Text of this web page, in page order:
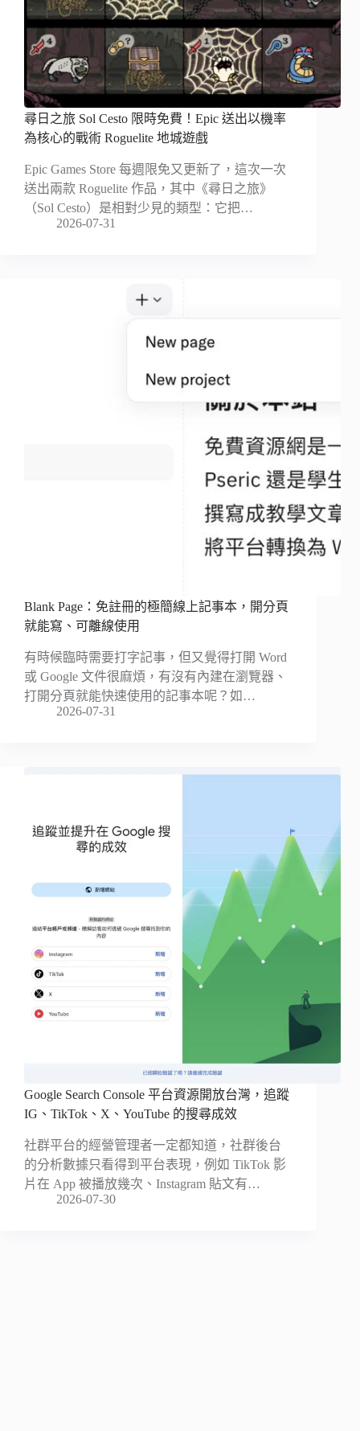
尋日之旅 Sol Cesto 限時免費！Epic 送出以機率
為核心的戰術 Roguelite 地城遊戲
Epic Games Store 每週限免又更新了，這次一次
送出兩款 Roguelite 作品，其中《尋日之旅》
（Sol Cesto）是相對少見的類型：它把…
2026-07-31
Blank Page：免註冊的極簡線上記事本，開分頁
就能寫、可離線使用
有時候臨時需要打字記事，但又覺得打開 Word
或 Google 文件很麻煩，有沒有內建在瀏覽器、
打開分頁就能快速使用的記事本呢？如…
2026-07-31
Google Search Console 平台資源開放台灣，追蹤
IG、TikTok、X、YouTube 的搜尋成效
社群平台的經營管理者一定都知道，社群後台
的分析數據只看得到平台表現，例如 TikTok 影
片在 App 被播放幾次、Instagram 貼文有…
2026-07-30